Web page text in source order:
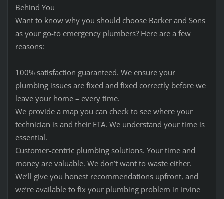
Behind You
Want to know why you should choose Barker and Sons
as your go-to emergency plumbers? Here are a few
reasons:
100% satisfaction guaranteed. We ensure your
plumbing issues are fixed and fixed correctly before we
leave your home – every time.
We provide a map you can check to see where your
technician is and their ETA. We understand your time is
essential.
Customer-centric plumbing solutions. Your time and
money are valuable. We don’t want to waste either.
We’ll give you honest recommendations upfront, and
we’re available to fix your plumbing problem in Irvine